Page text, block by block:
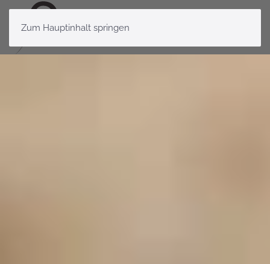
Zum Hauptinhalt springen